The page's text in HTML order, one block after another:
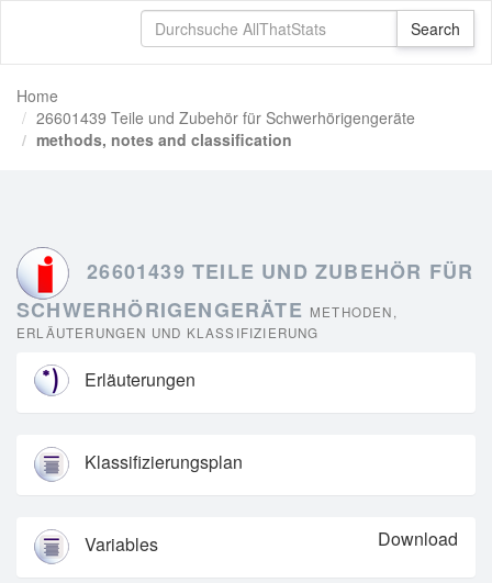
Home
26601439 Teile und Zubehör für Schwerhörigengeräte
methods, notes and classification
26601439 TEILE UND ZUBEHÖR FÜR
SCHWERHÖRIGENGERÄTE METHODEN,
ERLÄUTERUNGEN UND KLASSIFIZIERUNG
Erläuterungen
Klassifizierungsplan
Variables Download